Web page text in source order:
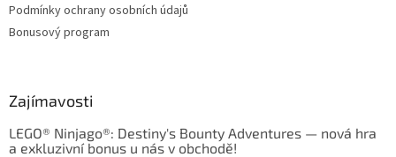
Podmínky ochrany osobních údajů
Bonusový program
Zajímavosti
LEGO® Ninjago®: Destiny's Bounty Adventures — nová hra
a exkluzivní bonus u nás v obchodě!